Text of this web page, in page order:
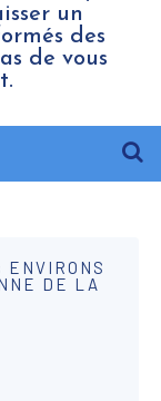
un
des
de vous
DE LA